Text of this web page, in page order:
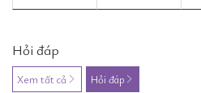
Hỏi đáp
Xem tất cả Hỏi đáp